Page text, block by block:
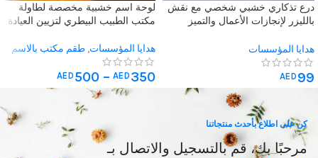
درع تذكاري خشبي شخصي مع نقش
بالليزر لإنجازات الأعمال والتميز
هدايا المؤسسات
AED 99
لوحة اسم خشبية مخصصة لطاولة
مكتب الطبيب البيطري لتزيين العيادة
هدايا المؤسسات, طقم مكتب بالاسم
AED 350
–
AED 500
كن على اطلاع بأحدث منتجاتنا
مرحبًا بك، قم بالتسجيل والاتصال بـ